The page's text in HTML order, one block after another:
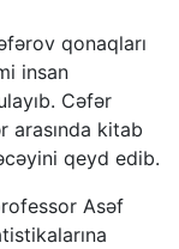
qonaqları
insan
Cəfər
arasında kitab
qeyd edib.
Asəf